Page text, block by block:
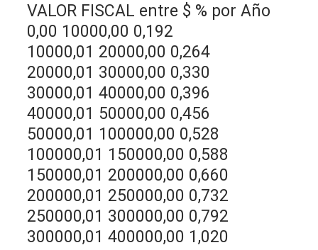
VALOR FISCAL entre $ % por Año
0,00 10000,00 0,192
10000,01 20000,00 0,264
20000,01 30000,00 0,330
30000,01 40000,00 0,396
40000,01 50000,00 0,456
50000,01 100000,00 0,528
100000,01 150000,00 0,588
150000,01 200000,00 0,660
200000,01 250000,00 0,732
250000,01 300000,00 0,792
300000,01 400000,00 1,020